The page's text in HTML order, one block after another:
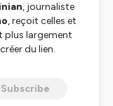
, journaliste
, reçoit celles et
plus largement
du lien.
partagent
Subscribe